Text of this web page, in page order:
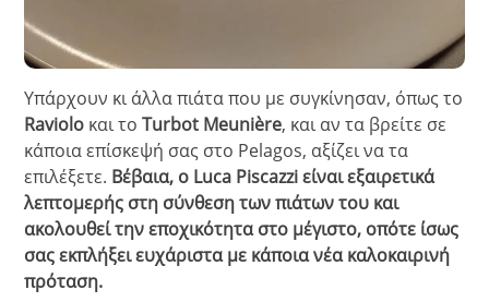
Υπάρχουν κι άλλα πιάτα που με συγκίνησαν, όπως το
Raviolo και τοTurbot Meunière, και αν τα βρείτε σε
κάποια επίσκεψή σας στο Pelagos, αξίζει να τα
επιλέξετε. Βέβαια, ο Luca Piscazzi είναι εξαιρετικά
λεπτομερής στη σύνθεση των πιάτων του και
ακολουθεί την εποχικότητα στο μέγιστο, οπότε ίσως
σας εκπλήξει ευχάριστα με κάποια νέα καλοκαιρινή
πρόταση.